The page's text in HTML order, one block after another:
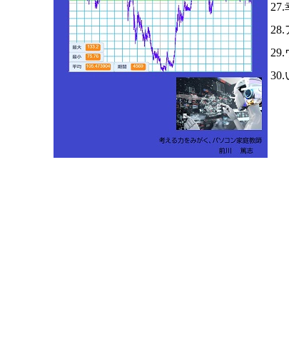
27.
28.
29.
30.